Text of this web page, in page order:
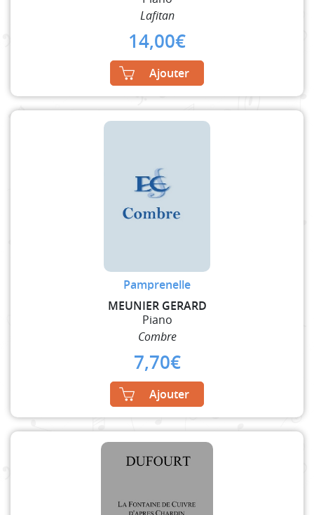
Lafitan
14,00€
Ajouter
Pamprenelle
MEUNIER GERARD
Piano
Combre
7,70€
Ajouter